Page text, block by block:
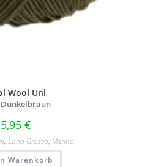
Wool Uni
Dunkelbraun
5,95 €
, Lana Grossa, Merino
Warenkorb